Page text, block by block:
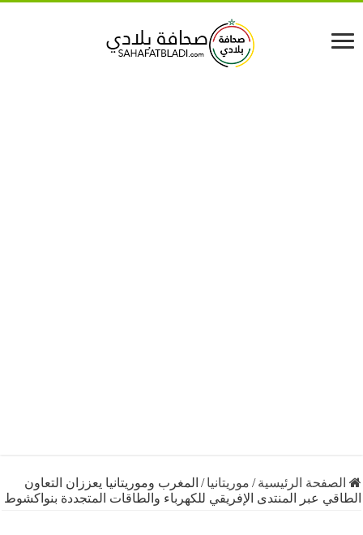
الرئيسية /موريتانيا/ المغرب وموريتانيا يعززان التعاون
عبر المنتدى الإفريقي للكهرباء والطاقات المتجددة بنواكشوط